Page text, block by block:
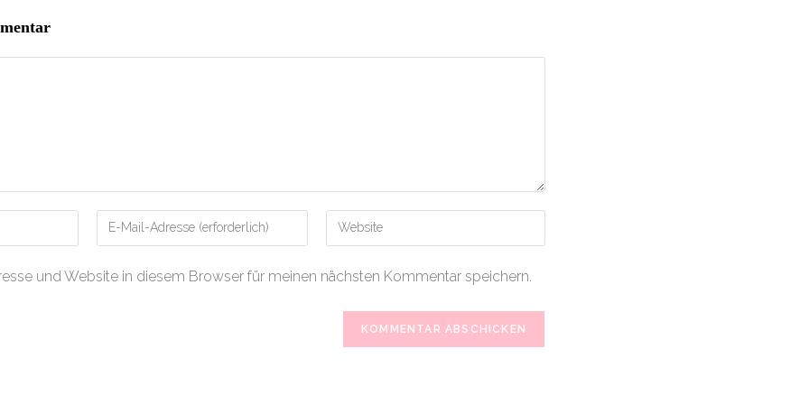
Gib
deine
Gib
deine
(optional)
und Website in diesem Browser für meinen nächsten Kommentar speichern.